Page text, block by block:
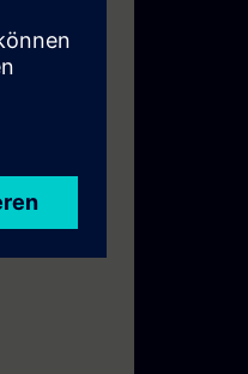
à la